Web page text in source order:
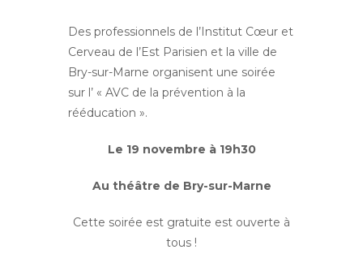
Des professionnels de l’Institut Cœur et
Cerveau de l’Est Parisien et la ville de
Bry-sur-Marne organisent une soirée
sur l’ « AVC de la prévention à la
rééducation ».
Le 19 novembre à 19h30
Au théâtre de Bry-sur-Marne
Cette soirée est gratuite est ouverte à
tous !